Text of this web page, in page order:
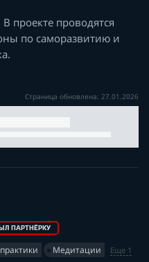
проекте проводятся
по саморазвитию и
Страница обновлена: 27.01.2026
ПАРТНЁРКУ
Медитации Еще 1